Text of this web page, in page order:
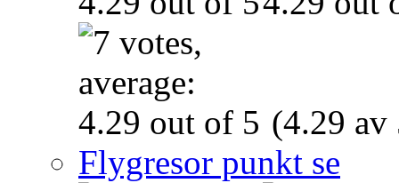
(4.29 av
Flygresor punkt se